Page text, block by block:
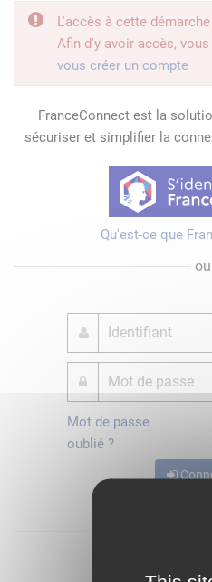
L'accès à cette
Afin d'y avoir accès, vous
vous créer un compte
FranceConnect est la
sécuriser et simplifier la
Qu'est-ce que
ou
Mot de passe
oublié ?